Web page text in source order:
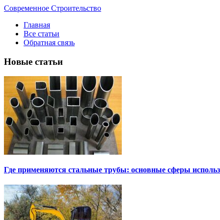
Современное Строительство
Главная
Все статьи
Обратная связь
Новые статьи
Где применяются стальные трубы: основные сферы